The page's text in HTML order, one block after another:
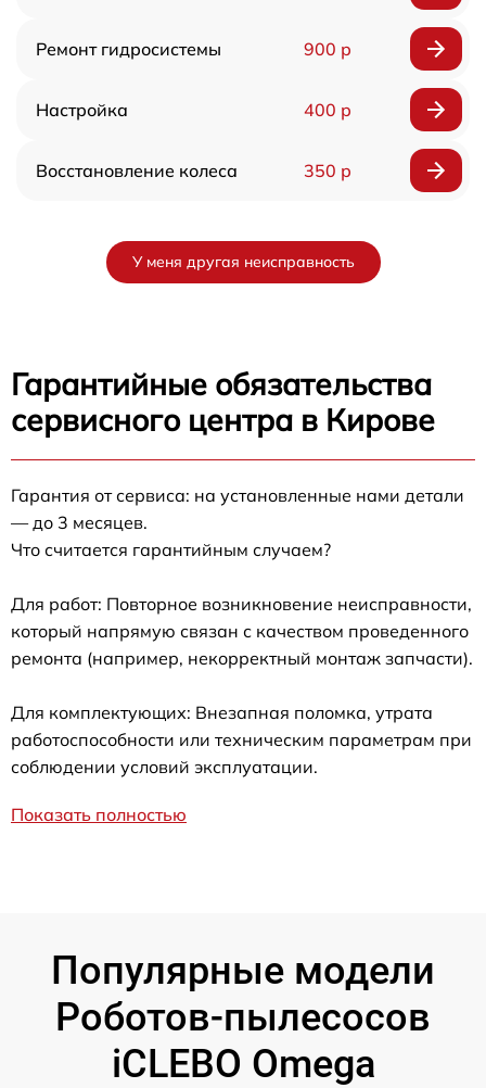
Ремонт гидросистемы 900 р
Настройка 400 р
Восстановление колеса 350 р
У меня другая неисправность
Гарантийные обязательства
сервисного центра в Кирове
Гарантия от сервиса: на установленные нами детали
— до 3 месяцев.
Что считается гарантийным случаем?
Для работ: Повторное возникновение неисправности,
который напрямую связан с качеством проведенного
ремонта (например, некорректный монтаж запчасти).
Для комплектующих: Внезапная поломка, утрата
работоспособности или техническим параметрам при
соблюдении условий эксплуатации.
Показать полностью
Популярные модели
Роботов-пылесосов
iCLEBO Omega